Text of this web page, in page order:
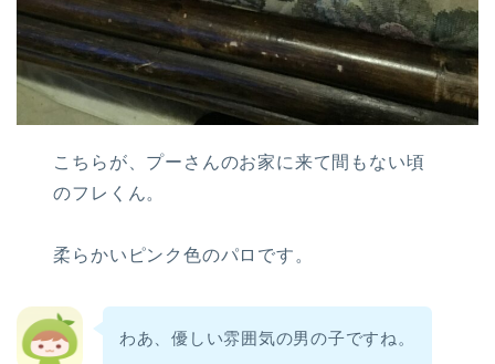
こちらが、プーさんのお家に来て間もない頃
のフレくん。
柔らかいピンク色のパロです。
わあ、優しい雰囲気の男の子ですね。